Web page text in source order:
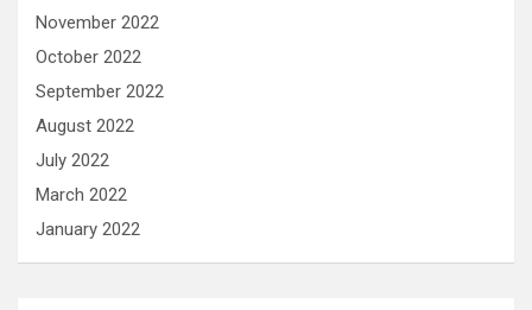
November 2022
October 2022
September 2022
August 2022
July 2022
March 2022
January 2022